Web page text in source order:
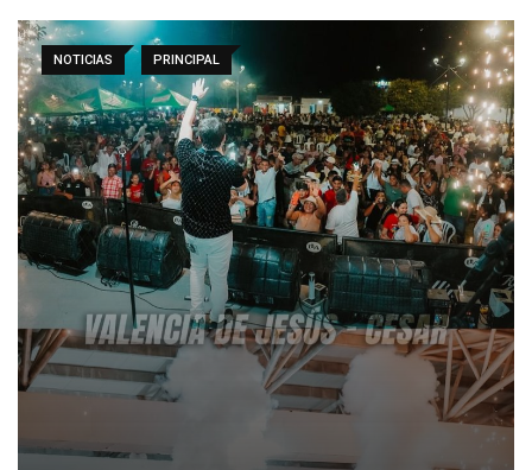
NOTICIAS PRINCIPAL